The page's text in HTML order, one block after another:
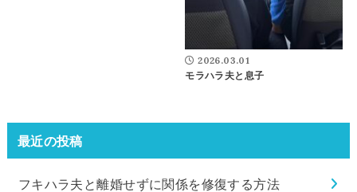
2026.03.01
モラハラ夫と息子
最近の投稿
フキハラ夫と離婚せずに関係を修復する方法